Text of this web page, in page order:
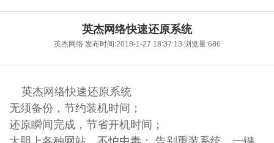
英杰网络快速还原系统
英杰网络 发布时间:2018-1-27 18:37:13 浏览量:686
英杰网络快速还原系统
无须备份，节约装机时间；
还原瞬间完成，节省开机时间；